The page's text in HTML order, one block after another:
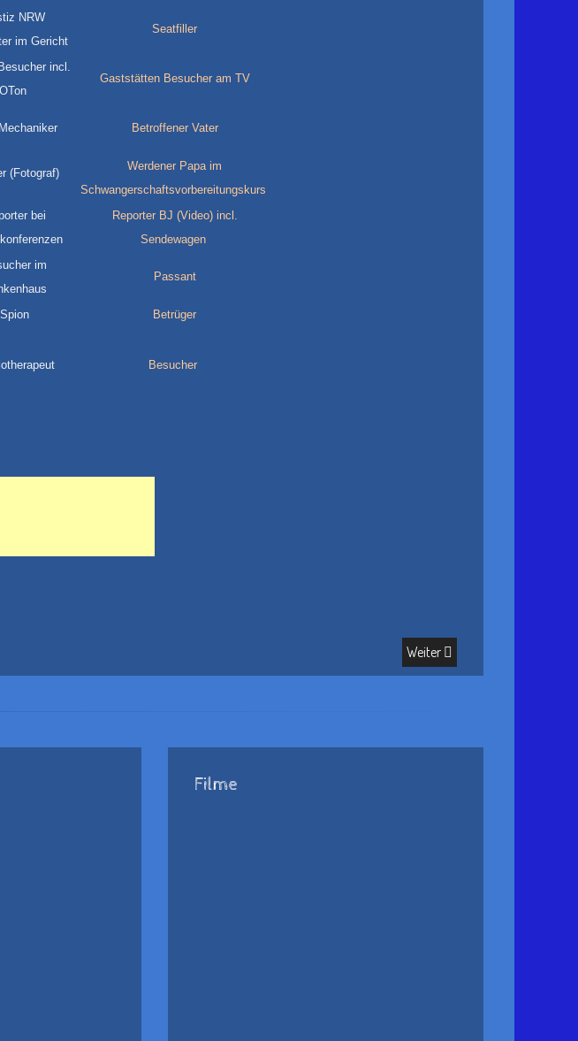
NRW
im Gericht
Seatfiller
incl.
OTon
Gaststätten Besucher am TV
Betroffener Vater
(Fotograf)
Werdener Papa im
Schwangerschaftsvorbereitungskurs
bei
Reporter BJ (Video) incl.
Sendewagen
im
Passant
Spion Betrüger
Besucher
Weiter
Filme